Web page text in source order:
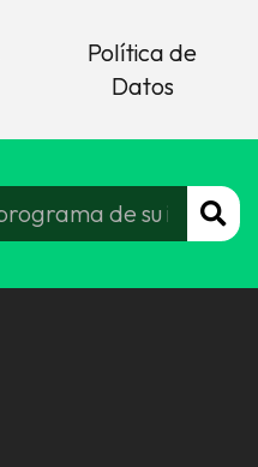
Política de
Datos